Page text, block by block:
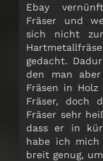
Ebay
Fräser und
sich nicht
gedacht.
den man
Fräsen in
Fräser, doch
Fräser sehr
dass er in
habe ich
breit genug,